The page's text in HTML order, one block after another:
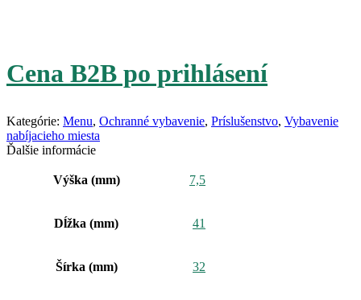
Cena B2B po prihlásení
Kategórie: Menu, Ochranné vybavenie, Príslušenstvo, Vybavenie
nabíjacieho miesta
Ďalšie informácie
Výška (mm) 7,5
Dĺžka (mm) 41
Šírka (mm) 32